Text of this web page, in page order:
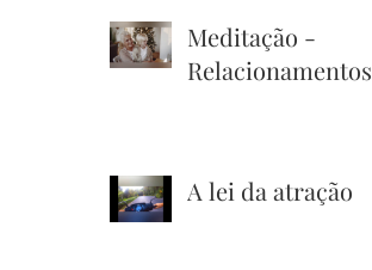
Meditação -
Relacionamentos
A lei da atração